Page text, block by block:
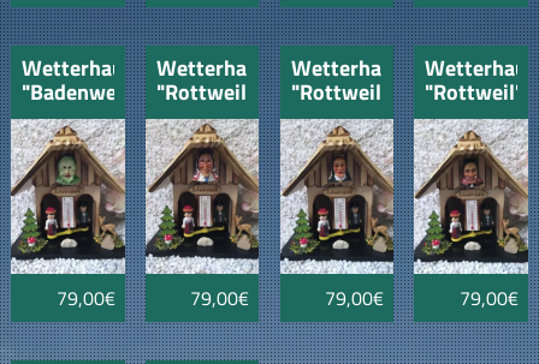
Wetterhaus
"Badenweiler"
mit
Kräutermännle
79,00€
Wetterhaus
"Rottweil"
Guller
79,00€
Wetterhaus
"Rottweil"
Schantle
79,00€
Wetterhaus
"Rottweil"
79,00€